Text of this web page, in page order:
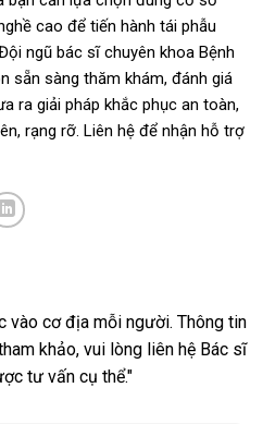
cao để tiến hành tái phẫu
ngũ bác sĩ chuyên khoa Bệnh
sẵn sàng thăm khám, đánh giá
ra giải pháp khắc phục an toàn,
rạng rỡ. Liên hệ để nhận hỗ trợ
vào cơ địa mỗi người. Thông tin
khảo, vui lòng liên hệ Bác sĩ
tư vấn cụ thể."